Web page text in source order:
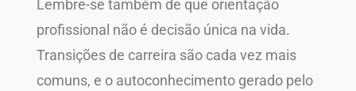
Lembre-se também de que orientação
profissional não é decisão única na vida.
Transições de carreira são cada vez mais
comuns, e o autoconhecimento gerado pelo